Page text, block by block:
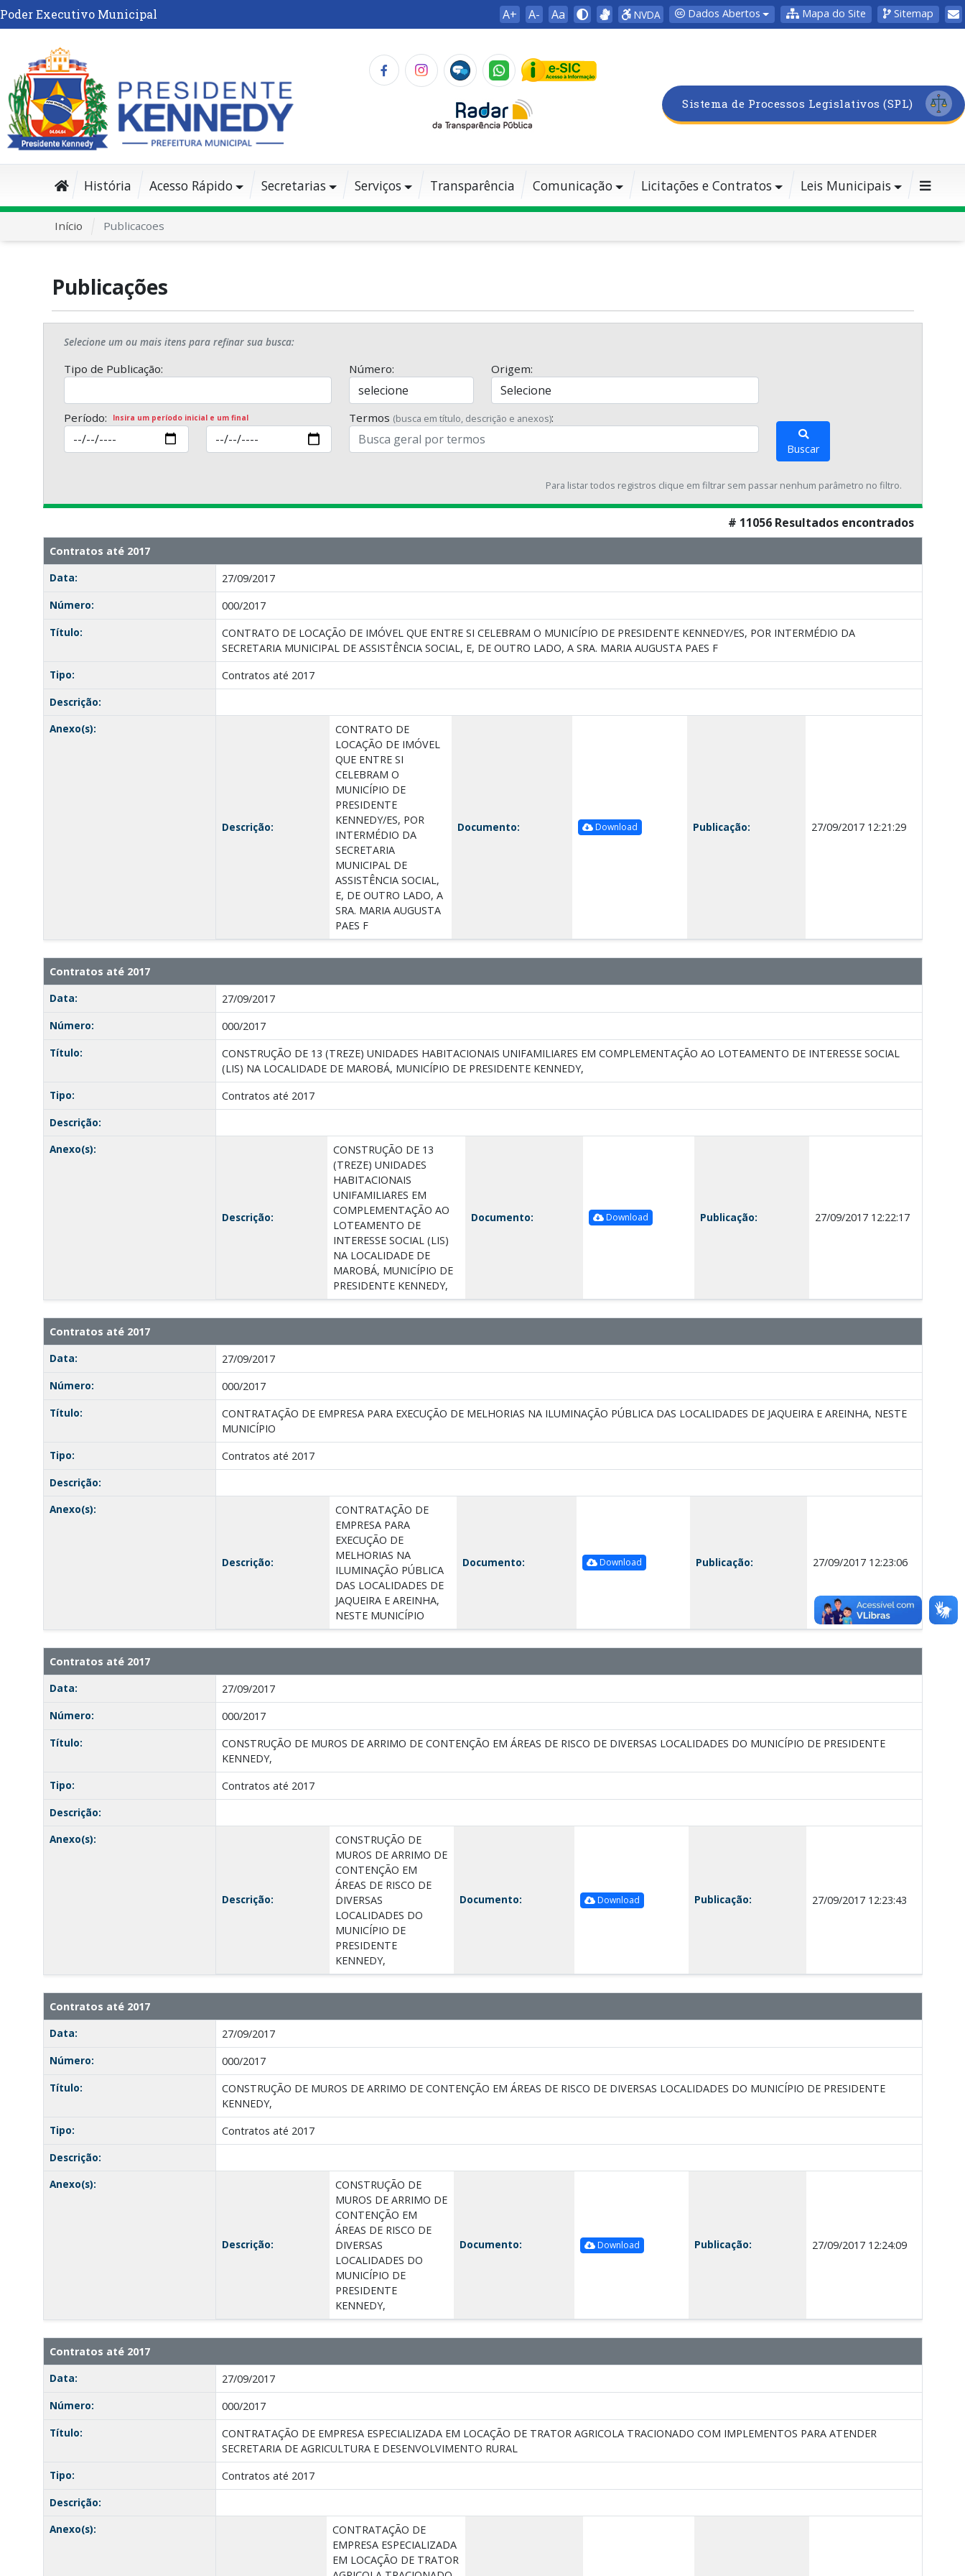
Poder Executivo Municipal A+ A- Aa NVDA Dados Abertos Mapa do Site Sitemap
Sistema de Processos Legislativos (SPL)
História Acesso Rápido Secretarias Serviços Transparência Comunicação Licitações e Contratos Leis Municipais
Início Publicacoes
Publicações
Selecione um ou mais itens para refinar sua busca:
Tipo de Publicação: Número: Origem:
Período: Insira um período inicial e um final Termos (busca em título, descrição e anexos):
Buscar
Para listar todos registros clique em filtrar sem passar nenhum parâmetro no filtro.
# 11056 Resultados encontrados
Contratos até 2017
Data:
27/09/2017
Número:
000/2017
Título:
CONTRATO DE LOCAÇÃO DE IMÓVEL QUE ENTRE SI CELEBRAM O MUNICÍPIO DE PRESIDENTE KENNEDY/ES, POR INTERMÉDIO DA
SECRETARIA MUNICIPAL DE ASSISTÊNCIA SOCIAL, E, DE OUTRO LADO, A SRA. MARIA AUGUSTA PAES F
Tipo:
Contratos até 2017
Descrição:
Anexo(s):
Descrição:
CONTRATO DE
LOCAÇÃO DE IMÓVEL
QUE ENTRE SI
CELEBRAM O
MUNICÍPIO DE
PRESIDENTE
KENNEDY/ES, POR
INTERMÉDIO DA
SECRETARIA
MUNICIPAL DE
ASSISTÊNCIA SOCIAL,
E, DE OUTRO LADO, A
SRA. MARIA AUGUSTA
PAES F
Documento: Download Publicação: 27/09/2017 12:21:29
Contratos até 2017
Data:
27/09/2017
Número:
000/2017
Título:
CONSTRUÇÃO DE 13 (TREZE) UNIDADES HABITACIONAIS UNIFAMILIARES EM COMPLEMENTAÇÃO AO LOTEAMENTO DE INTERESSE SOCIAL
(LIS) NA LOCALIDADE DE MAROBÁ, MUNICÍPIO DE PRESIDENTE KENNEDY,
Tipo:
Contratos até 2017
Descrição:
Anexo(s):
Descrição:
CONSTRUÇÃO DE 13
(TREZE) UNIDADES
HABITACIONAIS
UNIFAMILIARES EM
COMPLEMENTAÇÃO AO
LOTEAMENTO DE
INTERESSE SOCIAL (LIS)
NA LOCALIDADE DE
MAROBÁ, MUNICÍPIO DE
PRESIDENTE KENNEDY,
Documento: Download Publicação: 27/09/2017 12:22:17
Contratos até 2017
Data:
27/09/2017
Número:
000/2017
Título:
CONTRATAÇÃO DE EMPRESA PARA EXECUÇÃO DE MELHORIAS NA ILUMINAÇÃO PÚBLICA DAS LOCALIDADES DE JAQUEIRA E AREINHA, NESTE
MUNICÍPIO
Tipo:
Contratos até 2017
Descrição:
Anexo(s):
Descrição:
CONTRATAÇÃO DE
EMPRESA PARA
EXECUÇÃO DE
MELHORIAS NA
ILUMINAÇÃO PÚBLICA
DAS LOCALIDADES DE
JAQUEIRA E AREINHA,
NESTE MUNICÍPIO
Documento: Download Publicação: 27/09/2017 12:23:06
Contratos até 2017
Data:
27/09/2017
Número:
000/2017
Título:
CONSTRUÇÃO DE MUROS DE ARRIMO DE CONTENÇÃO EM ÁREAS DE RISCO DE DIVERSAS LOCALIDADES DO MUNICÍPIO DE PRESIDENTE
KENNEDY,
Tipo:
Contratos até 2017
Descrição:
Anexo(s):
Descrição:
CONSTRUÇÃO DE
MUROS DE ARRIMO DE
CONTENÇÃO EM
ÁREAS DE RISCO DE
DIVERSAS
LOCALIDADES DO
MUNICÍPIO DE
PRESIDENTE
KENNEDY,
Documento: Download Publicação: 27/09/2017 12:23:43
Contratos até 2017
Data:
27/09/2017
Número:
000/2017
Título:
CONSTRUÇÃO DE MUROS DE ARRIMO DE CONTENÇÃO EM ÁREAS DE RISCO DE DIVERSAS LOCALIDADES DO MUNICÍPIO DE PRESIDENTE
KENNEDY,
Tipo:
Contratos até 2017
Descrição:
Anexo(s):
Descrição:
CONSTRUÇÃO DE
MUROS DE ARRIMO DE
CONTENÇÃO EM
ÁREAS DE RISCO DE
DIVERSAS
LOCALIDADES DO
MUNICÍPIO DE
PRESIDENTE
KENNEDY,
Documento: Download Publicação: 27/09/2017 12:24:09
Contratos até 2017
Data:
27/09/2017
Número:
000/2017
Título:
CONTRATAÇÃO DE EMPRESA ESPECIALIZADA EM LOCAÇÃO DE TRATOR AGRICOLA TRACIONADO COM IMPLEMENTOS PARA ATENDER
SECRETARIA DE AGRICULTURA E DESENVOLVIMENTO RURAL
Tipo:
Contratos até 2017
Descrição:
Anexo(s):
CONTRATAÇÃO DE
EMPRESA ESPECIALIZADA
EM LOCAÇÃO DE TRATOR